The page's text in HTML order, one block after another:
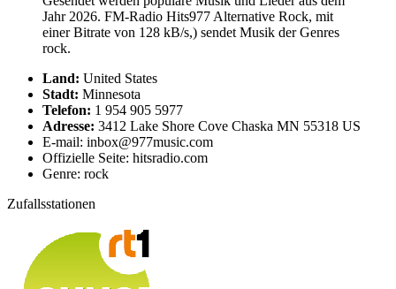
Jahr 2026. FM-Radio Hits977 Alternative Rock, mit
einer Bitrate von 128 kB/s,) sendet Musik der Genres
rock.
Land: United States
Stadt: Minnesota
Telefon: 1 954 905 5977
Adresse: 3412 Lake Shore Cove Chaska MN 55318 US
E-mail: inbox@977music.com
Offizielle Seite: hitsradio.com
Genre: rock
Zufallsstationen